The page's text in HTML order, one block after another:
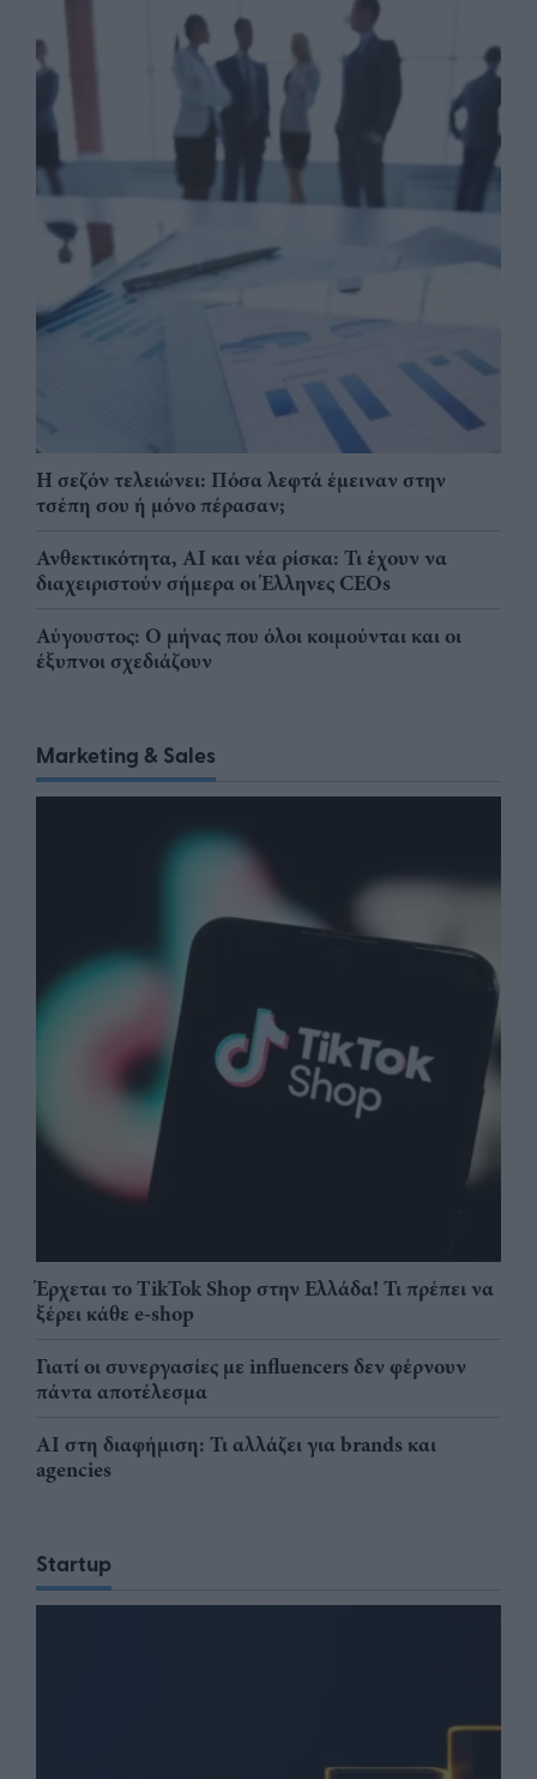
Η σεζόν τελειώνει: Πόσα λεφτά έμειναν στην
τσέπη σου ή μόνο πέρασαν;
Ανθεκτικότητα, AI και νέα ρίσκα: Τι έχουν να
διαχειριστούν σήμερα οι Έλληνες CEOs
Αύγουστος: Ο μήνας που όλοι κοιμούνται και οι
έξυπνοι σχεδιάζουν
Marketing & Sales
Έρχεται το TikTok Shop στην Ελλάδα! Τι πρέπει να
ξέρει κάθε e-shop
Γιατί οι συνεργασίες με influencers δεν φέρνουν
πάντα αποτέλεσμα
AI στη διαφήμιση: Τι αλλάζει για brands και
agencies
Startup